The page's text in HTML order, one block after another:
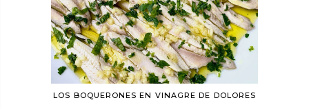
LOS BOQUERONES EN VINAGRE DE DOLORES